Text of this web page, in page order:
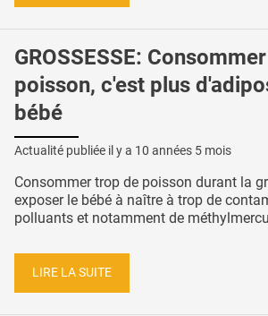
GROSSESSE:
poisson, c'est plus
bébé
Actualité publiée il y a 10 années 5 mois
Consommer trop de poisson durant la
exposer le bébé à naître à trop de
polluants et notamment de
LIRE LA SUITE